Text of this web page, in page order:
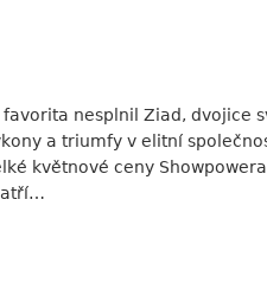
nesplnil Ziad, dvojice
a triumfy v elitní
květnové ceny